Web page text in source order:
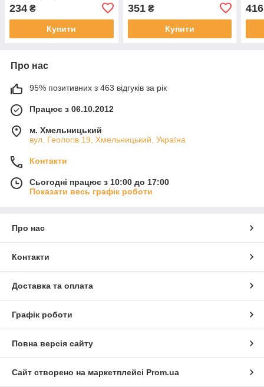
234 ₴
Купити
351₴
Купити
416
Про нас
95% позитивних з 463 відгуків за рік
Працює з 06.10.2012
м. Хмельницький
вул. Геологів 19, Хмельницький, Україна
Контакти
Сьогодні працює з 10:00 до 17:00
Показати весь графік роботи
Про нас
Контакти
Доставка та оплата
Графік роботи
Повна версія сайту
Сайт створено на маркетплейсі Prom.ua